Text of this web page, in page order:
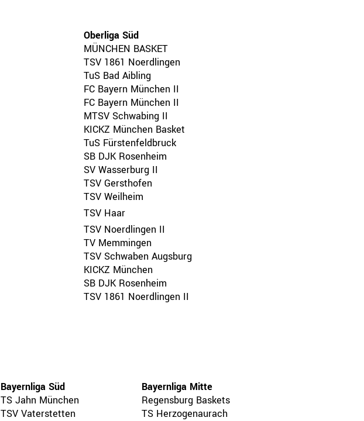
Oberliga Süd
MÜNCHEN BASKET
TSV 1861 Noerdlingen
TuS Bad Aibling
FC Bayern München II
FC Bayern München II
MTSV Schwabing II
KICKZ München Basket
TuS Fürstenfeldbruck
SB DJK Rosenheim
SV Wasserburg II
TSV Gersthofen
TSV Weilheim
TSV Haar
TSV Noerdlingen II
TV Memmingen
TSV Schwaben Augsburg
KICKZ München
SB DJK Rosenheim
TSV 1861 Noerdlingen II
Bayernliga Süd
Bayernliga Mitte
TS Jahn München
Regensburg Baskets
TSV Vaterstetten
TS Herzogenaurach
Bezirke
Oberbayern
Schwaben
Mittelfranken
Oberfranken
Unterfranken
Oberpfalz